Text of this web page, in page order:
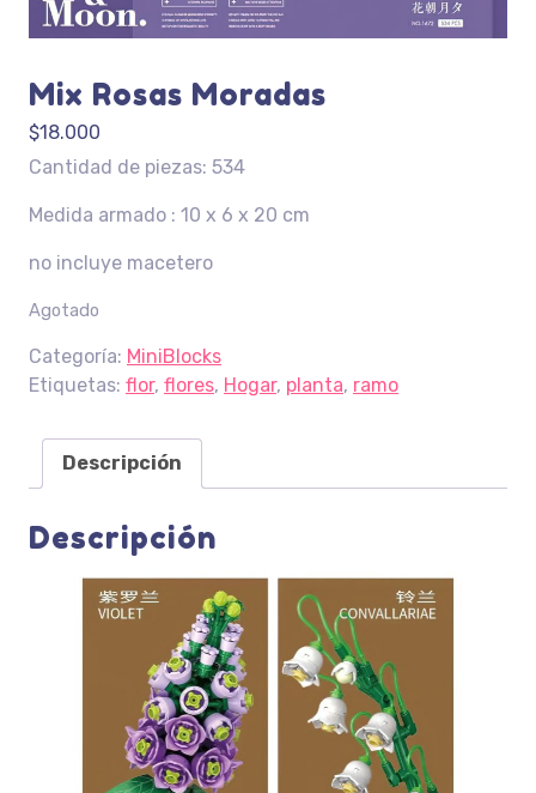
Mix Rosas Moradas
$18.000
Cantidad de piezas: 534
Medida armado : 10 x 6 x 20 cm
no incluye macetero
Agotado
Categoría: MiniBlocks
Etiquetas: flor, flores, Hogar, planta, ramo
Descripción
Descripción